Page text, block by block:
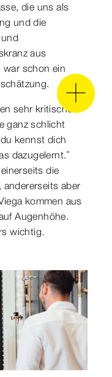
die uns als
und die
aus
war schon ein
sehr kritischen
ganz schlicht
kennst dich
dazugelernt.“
die
aber
kommen aus
Augenhöhe.
wichtig.